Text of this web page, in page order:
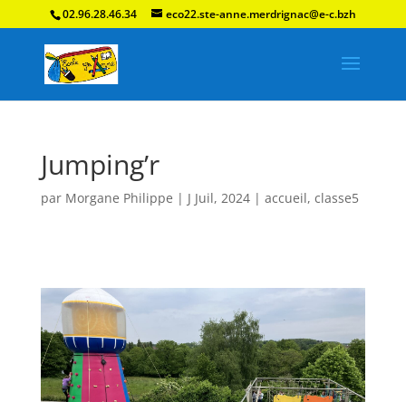
02.96.28.46.34 eco22.ste-anne.merdrignac@e-c.bzh
Jumping’r
par Morgane Philippe | J Juil, 2024| accueil, classe5